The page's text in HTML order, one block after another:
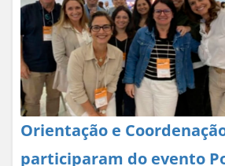
Orientação e
participaram do evento